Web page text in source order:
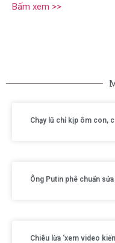
Bấm xem >>
Chạy lũ chỉ kịp ôm con,
Ông Putin phê chuẩn
Chiêu lừa ‘xem video